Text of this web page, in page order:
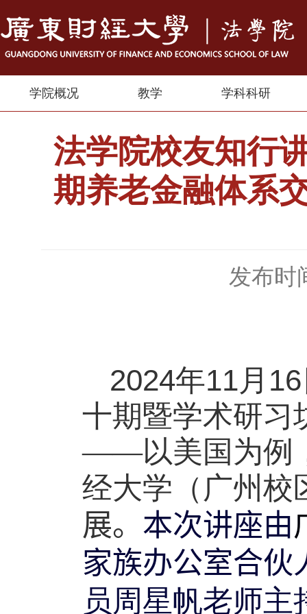
学院概况 教学 学科科研
法学院校友知行
期养老金融体系
发布时
2024年11月 16
十期暨学术研习
——以美国为例
经大学（广州校
展。 本次讲座由
家族办公室合伙
员周星帆老师主